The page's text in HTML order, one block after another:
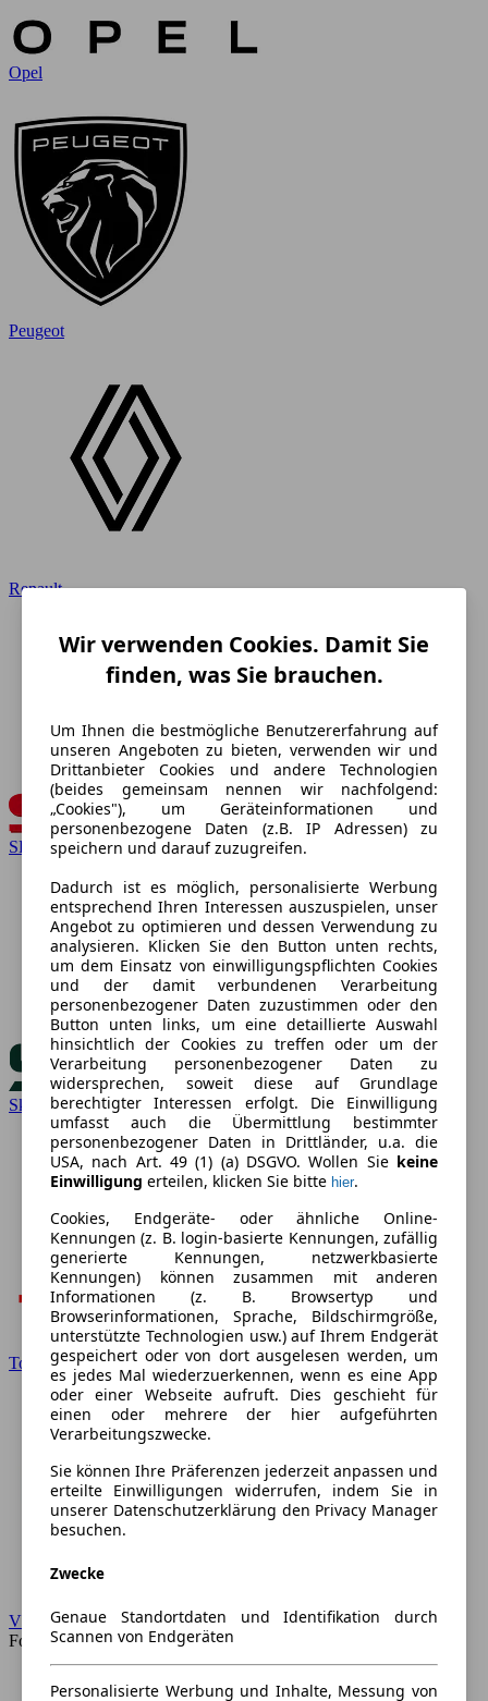
Opel
Peugeot
Renault
SEAT
Skoda
Toyota
VW
Forum
Wir verwenden Cookies. Damit Sie
finden, was Sie brauchen.
Um Ihnen die bestmögliche Benutzererfahrung auf
unseren Angeboten zu bieten, verwenden wir und
Drittanbieter Cookies und andere Technologien
(beides gemeinsam nennen wir nachfolgend:
„Cookies"), um Geräteinformationen und
personenbezogene Daten (z.B. IP Adressen) zu
speichern und darauf zuzugreifen.
Dadurch ist es möglich, personalisierte Werbung
entsprechend Ihren Interessen auszuspielen, unser
Angebot zu optimieren und dessen Verwendung zu
analysieren. Klicken Sie den Button unten rechts,
um dem Einsatz von einwilligungspflichten Cookies
und der damit verbundenen Verarbeitung
personenbezogener Daten zuzustimmen oder den
Button unten links, um eine detaillierte Auswahl
hinsichtlich der Cookies zu treffen oder um der
Verarbeitung personenbezogener Daten zu
widersprechen, soweit diese auf Grundlage
berechtigter Interessen erfolgt. Die Einwilligung
umfasst auch die Übermittlung bestimmter
personenbezogener Daten in Drittländer, u.a. die
USA, nach Art. 49 (1) (a) DSGVO. Wollen Sie keine
Einwilligung erteilen, klicken Sie bitte hier.
Cookies, Endgeräte- oder ähnliche Online-
Kennungen (z. B. login-basierte Kennungen, zufällig
generierte Kennungen, netzwerkbasierte
Kennungen) können zusammen mit anderen
Informationen (z. B. Browsertyp und
Browserinformationen, Sprache, Bildschirmgröße,
unterstützte Technologien usw.) auf Ihrem Endgerät
gespeichert oder von dort ausgelesen werden, um
es jedes Mal wiederzuerkennen, wenn es eine App
oder einer Webseite aufruft. Dies geschieht für
einen oder mehrere der hier aufgeführten
Verarbeitungszwecke.
Sie können Ihre Präferenzen jederzeit anpassen und
erteilte Einwilligungen widerrufen, indem Sie in
unserer Datenschutzerklärung den Privacy Manager
besuchen.
Zwecke
Genaue Standortdaten und Identifikation durch
Scannen von Endgeräten
Personalisierte Werbung und Inhalte, Messung von